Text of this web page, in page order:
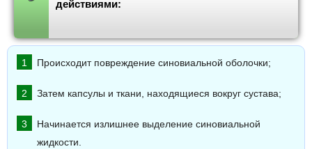
действиями:
Происходит повреждение синовиальной оболочки;
Затем капсулы и ткани, находящиеся вокруг сустава;
Начинается излишнее выделение синовиальной
жидкости.